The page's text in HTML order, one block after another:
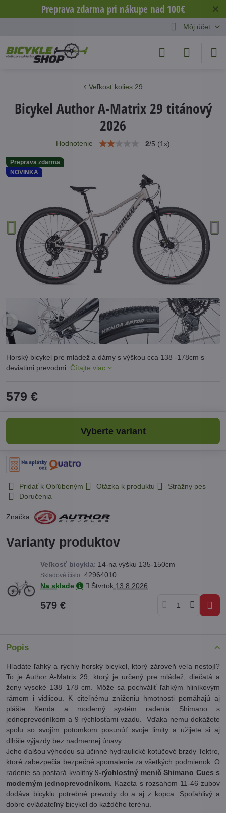
✕
Preprava zdarma pri nákupe nad 100€
Môj účet
Preprava zdarma
NOVINKA
Veľkosť kolies 29
Bicykel Author A-Matrix 29 titánový
2026
Hodnotenie 2/5 (1x)
Horský bicykel pre mládež a dámy s výškou cca 138 -178cm s
deviatimi prevodmi. Čítajte viac
579 €
Vyberte variant
Pridať k Obľúbeným Otázka k produktu
Strážny pes
Doručenia
Značka:
Varianty produktov
Veľkosť bicykla: 14-na výšku 135-150cm
Skladové číslo: 42964010
Na sklade
Štvrtok 13.8.2026
579 €
Popis
Hľadáte ľahký a rýchly horský bicykel, ktorý zároveň veľa nestojí?
To je Author A-Matrix 29, ktorý je určený pre mládež, diečatá a
ženy vysoké 138–178 cm. Môže sa pochváliť ľahkým hliníkovým
rámom i vidlicou. K citeľnému zníženiu hmotnosti pomáhajú aj
plášte Kenda a moderný systém radenia Shimano s
jednoprevodníkom a 9 rýchlosťami vzadu. Vďaka nemu dokážete
spolu so svojím potomkom posunúť svoje limity a užijete si aj
dlhšie výjazdy bez nadmernej únavy.
Jeho ďalšou výhodou sú účinné hydraulické kotúčové brzdy Tektro,
ktoré zabezpečia bezpečné spomalenie za všetkých podmienok. O
radenie sa postará kvalitný 9-rýchlostný menič Shimano Cues s
moderným jednoprevodníkom. Kazeta s rozsahom 11-46 zubov
dodáva bicyklu potrebné prevody do a aj z kopca. Spoľahlivý a
dobre ovládateľný bicykel do každého terénu.